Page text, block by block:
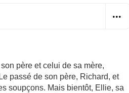
père et celui de sa mère,
passé de son père, Richard, et
soupçons. Mais bientôt, Ellie, sa